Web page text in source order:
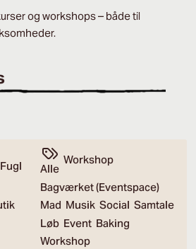
og workshops – både til
Alle
Workshop
Bagværket (Eventspace)
Mad Musik Social Samtale
Løb Event Baking
Workshop